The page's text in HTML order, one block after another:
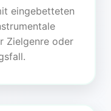
eingebetteten
Zielgenre oder